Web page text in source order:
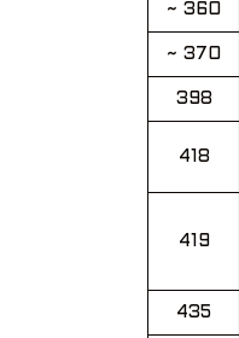
~ 360
~ 370
398
418
419
435